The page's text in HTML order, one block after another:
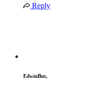
Reply
EdwinBut,